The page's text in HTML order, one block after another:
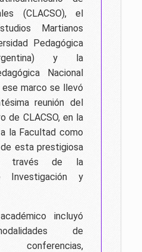
(CLACSO), el
Martianos
Pedagógica
y la
Nacional
ese marco se llevó
reunión del
de CLACSO, en la
la Facultad como
esta prestigiosa
través de la
Investigación y
incluyó
de
conferencias,